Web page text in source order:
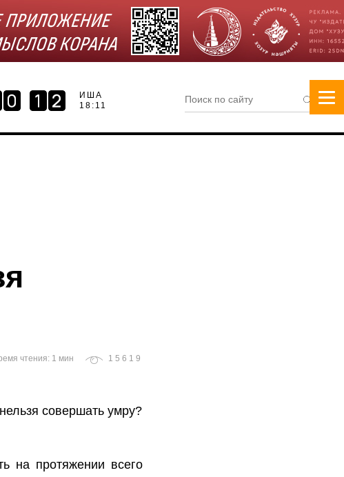
ИША
18:11
чтения: 1 мин 15619
совершать умру?
на протяжении всего